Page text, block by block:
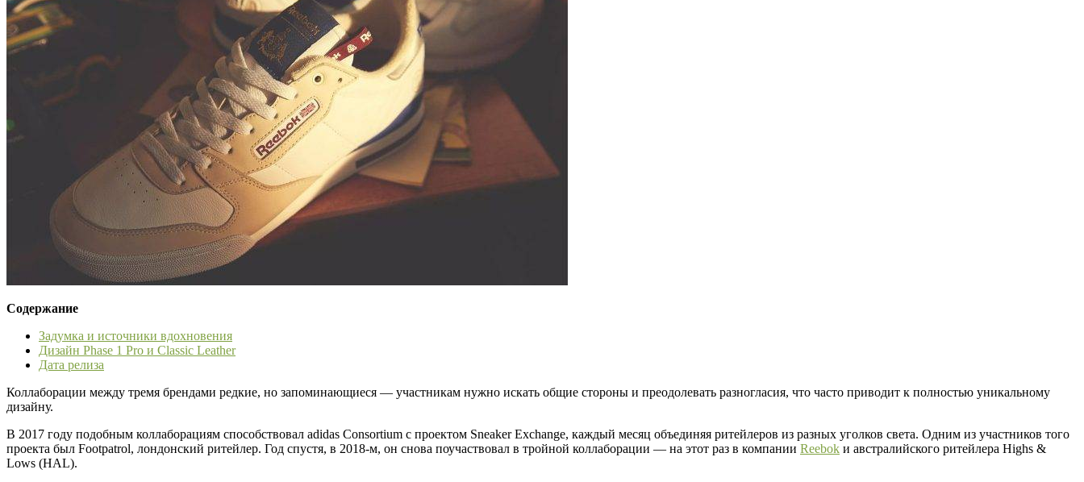
Содержание
Задумка и источники вдохновения
Дизайн Phase 1 Pro и Classic Leather
Дата релиза
Коллаборации между тремя брендами редкие, но запоминающиеся — участникам нужно искать общие стороны и преодолевать разногласия, что часто приводит к полностью уникальному
дизайну.
В 2017 году подобным коллаборациям способствовал adidas Consortium с проектом Sneaker Exchange, каждый месяц объединяя ритейлеров из разных уголков света. Одним из участников того
проекта был Footpatrol, лондонский ритейлер. Год спустя, в 2018-м, он снова поучаствовал в тройной коллаборации — на этот раз в компании Reebok и австралийского ритейлера Highs &
Lows (HAL).